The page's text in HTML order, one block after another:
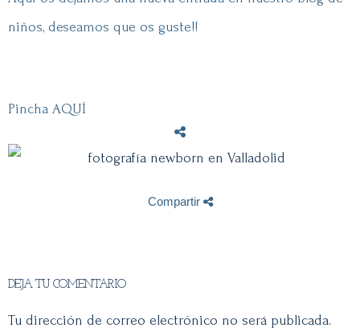
niños, deseamos que os guste!!
Pincha AQUÍ
Compartir
DEJA TU COMENTARIO
Tu dirección de correo electrónico no será publicada.